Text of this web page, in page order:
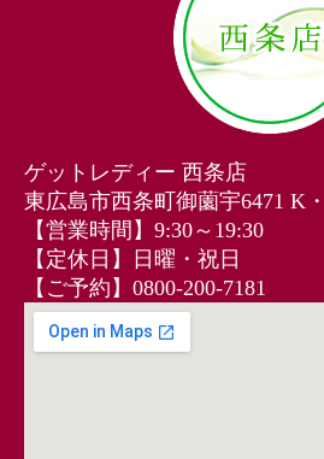
ゲットレディー 西条店
東広島市西条町御薗宇6471 K
【営業時間】9:30～19:30
【定休日】日曜・祝日
【ご予約】0800-200-7181